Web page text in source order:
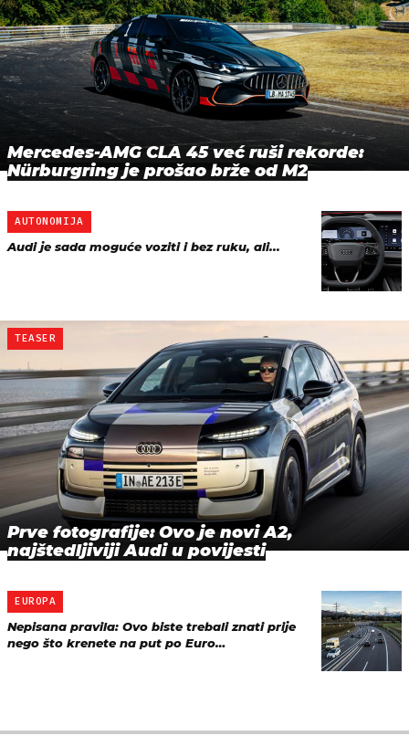
Mercedes-AMG CLA 45 već ruši rekorde:
Nürburgring je prošao brže od M2
AUTONOMIJA
Audi je sada moguće voziti i bez ruku, ali...
TEASER
Prve fotografije: Ovo je novi A2,
najštedljiviji Audi u povijesti
EUROPA
Nepisana pravila: Ovo biste trebali znati prije
nego što krenete na put po Euro…